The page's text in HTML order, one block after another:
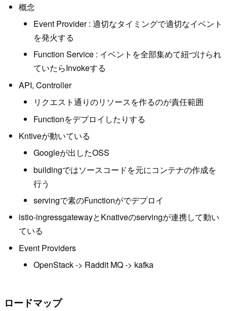
概念
Event Provider : 適切なタイミングで適切なイベント
を発火する
Function Service : イベントを全部集めて紐づけられ
ていたらInvokeする
API, Controller
リクエスト通りのリソースを作るのが責任範囲
Functionをデプロイしたりする
Kntiveが動いている
Googleが出したOSS
buildingではソースコードを元にコンテナの作成を
行う
servingで素のFunctionがでデプロイ
istio-ingressgatewayとKnativeのservingが連携して動い
ている
Event Providers
OpenStack -> Raddit MQ -> kafka
ロードマップ